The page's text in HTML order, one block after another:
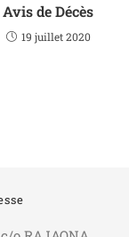
Avis de Décès
19 juillet 2020